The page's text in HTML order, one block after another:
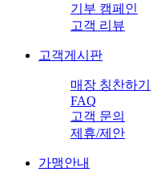
기부 캠페인
고객 리뷰
고객게시판
매장 칭찬하기
FAQ
고객 문의
제휴/제안
가맹안내